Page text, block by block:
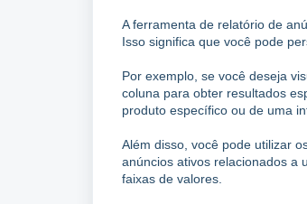
A ferramenta de relatório de
Isso significa que você pode
Por exemplo, se você deseja
coluna para obter resultados
produto específico ou de uma
Além disso, você pode utilizar
anúncios ativos relacionados a
faixas de valores.